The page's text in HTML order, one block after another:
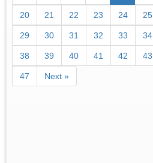
20 21 22 23 24 25
29 30 31 32 33 34
38 39 40 41 42 43
47 Next »